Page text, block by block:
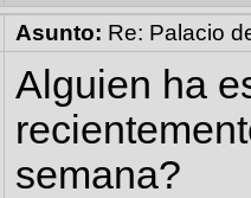
Asunto: Re: Palacio
Alguien ha
semana?